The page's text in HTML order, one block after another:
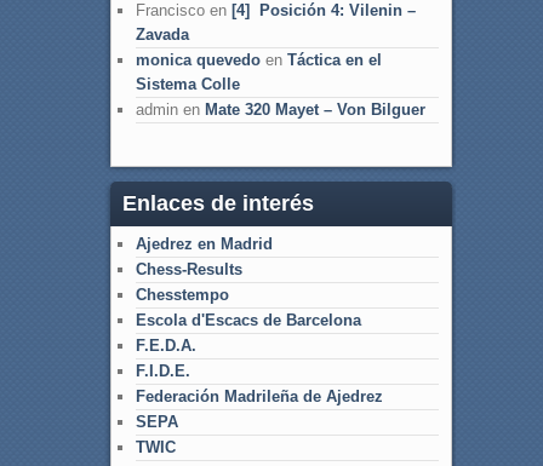
Franciscoen [4] Posición 4: Vilenin –
Zavada
monica quevedoen Táctica en el
Sistema Colle
adminen Mate 320 Mayet – Von Bilguer
Enlaces de interés
Ajedrez en Madrid
Chess-Results
Chesstempo
Escola d'Escacs de Barcelona
F.E.D.A.
F.I.D.E.
Federación Madrileña de Ajedrez
SEPA
TWIC